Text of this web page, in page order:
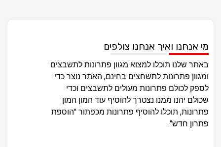
מי אנחנו ואיך אנחנו צולפים
באתר שלנו תוכלו למצוא מגוון פתרונות לתשבצים
ומגוון פתרונות לתשחצים בחינם, האתר נוצר כדי
לספק לכולם פתרונות מעולים לתשבצים וכדי
שכולם יהנו ממנו נצטרך להוסיף עוד המון המון
פתרונות, תוכלו להוסיף פתרונות מכפתור "הוספת
פתרון חדש".